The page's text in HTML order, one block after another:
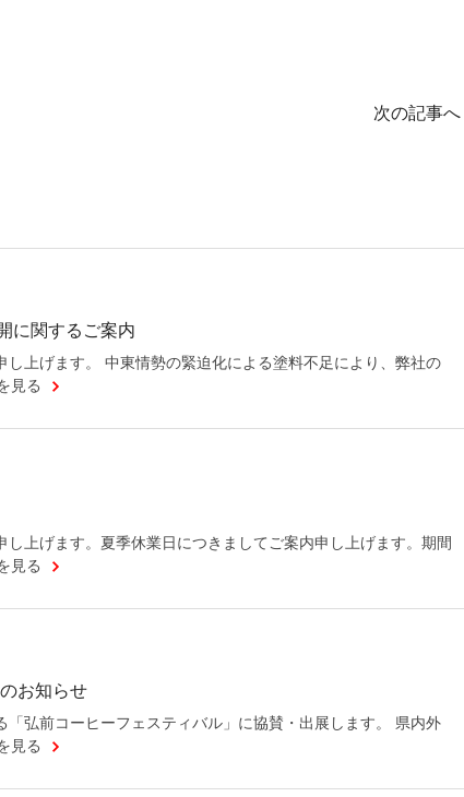
次の記事へ
に関するご案内
上げます。 中東情勢の緊迫化による塗料不足により、弊社の
見る
上げます。夏季休業日につきましてご案内申し上げます。期間
見る
お知らせ
弘前コーヒーフェスティバル」に協賛・出展します。 県内外
見る